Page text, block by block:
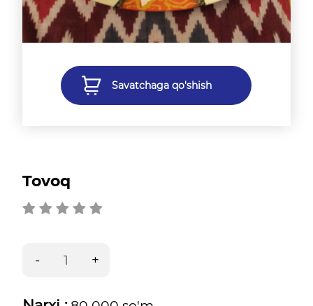
Savatchaga qo'shish
Tovoq